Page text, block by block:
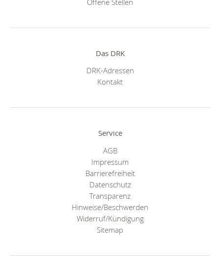
Das DRK
DRK-Adressen
Kontakt
Service
AGB
Impressum
Barrierefreiheit
Datenschutz
Transparenz
Hinweise/Beschwerden
Widerruf/Kündigung
Sitemap